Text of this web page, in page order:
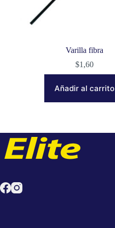
Varilla fibra
$1,60
Añadir al carrito